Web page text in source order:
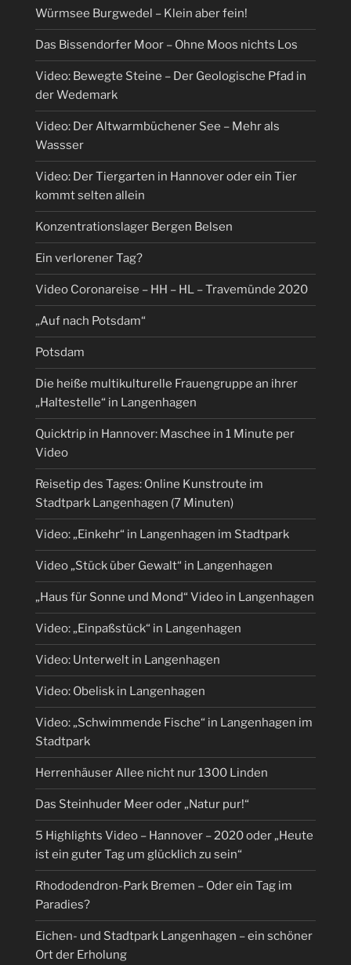
Würmsee Burgwedel – Klein aber fein!
Das Bissendorfer Moor – Ohne Moos nichts Los
Video: Bewegte Steine – Der Geologische Pfad in
der Wedemark
Video: Der Altwarmbüchener See – Mehr als
Wassser
Video: Der Tiergarten in Hannover oder ein Tier
kommt selten allein
Konzentrationslager Bergen Belsen
Ein verlorener Tag?
Video Coronareise – HH – HL – Travemünde 2020
„Auf nach Potsdam“
Potsdam
Die heiße multikulturelle Frauengruppe an ihrer
„Haltestelle“ in Langenhagen
Quicktrip in Hannover: Maschee in 1 Minute per
Video
Reisetip des Tages: Online Kunstroute im
Stadtpark Langenhagen (7 Minuten)
Video: „Einkehr“ in Langenhagen im Stadtpark
Video „Stück über Gewalt“ in Langenhagen
„Haus für Sonne und Mond“ Video in Langenhagen
Video: „Einpaßstück“ in Langenhagen
Video: Unterwelt in Langenhagen
Video: Obelisk in Langenhagen
Video: „Schwimmende Fische“ in Langenhagen im
Stadtpark
Herrenhäuser Allee nicht nur 1300 Linden
Das Steinhuder Meer oder „Natur pur!“
5 Highlights Video – Hannover – 2020 oder „Heute
ist ein guter Tag um glücklich zu sein“
Rhododendron-Park Bremen – Oder ein Tag im
Paradies?
Eichen- und Stadtpark Langenhagen – ein schöner
Ort der Erholung